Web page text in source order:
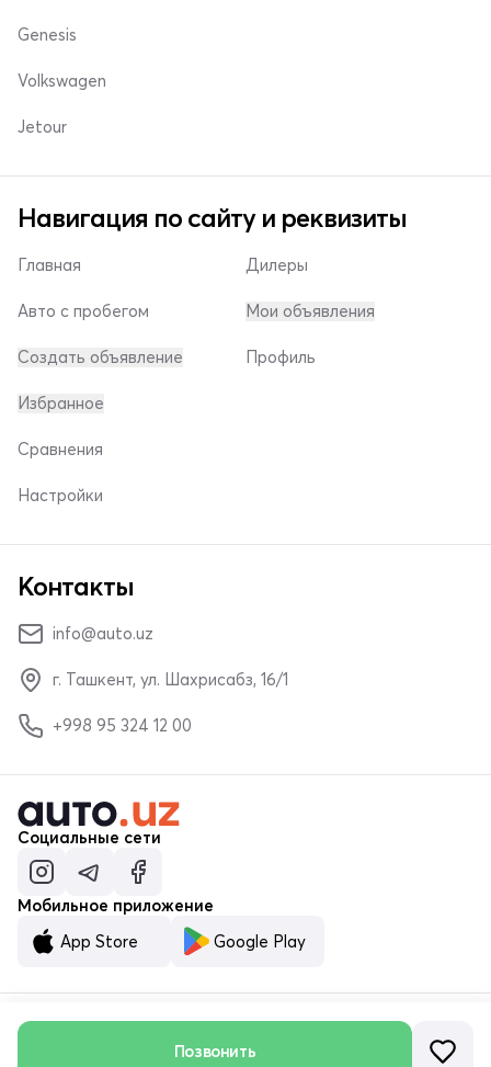
Позвонить
Genesis
Volkswagen
Jetour
Навигация по сайту и реквизиты
Главная
Авто с пробегом
Создать объявление
Дилеры
Мои объявления
Профиль
Избранное
Сравнения
Настройки
Контакты
info@auto.uz
г. Ташкент, ул. Шахрисабз, 16/1
+998 95 324 12 00
Социальные сети
Мобильное приложение
App Store
Google Play
© ООО «MALUMOTNOMA» 2023–2026